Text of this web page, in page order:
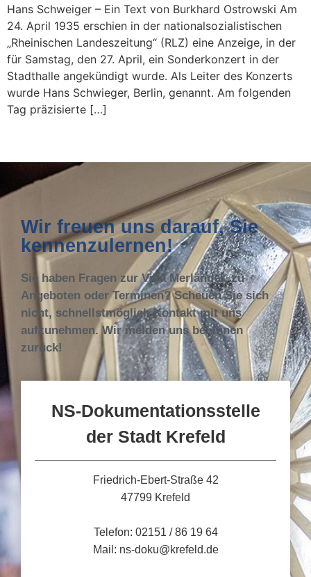
Hans Schweiger – Ein Text von Burkhard Ostrowski Am
24. April 1935 erschien in der nationalsozialistischen
„Rheinischen Landeszeitung“ (RLZ) eine Anzeige, in der
für Samstag, den 27. April, ein Sonderkonzert in der
Stadthalle angekündigt wurde. Als Leiter des Konzerts
wurde Hans Schwieger, Berlin, genannt. Am folgenden
Tag präzisierte […]
Wir freuen uns darauf, Sie
kennenzulernen!
Sie haben Fragen zur Villa Merländer, zu
Angeboten oder Terminen? Scheuen Sie sich
nicht, schnellstmöglich Kontakt mit uns
aufzunehmen. Wir melden uns bei Ihnen
zurück!
NS-Dokumentationsstelle
der Stadt Krefeld
Friedrich-Ebert-Straße 42
47799 Krefeld
Telefon: 02151 / 86 19 64
Mail: ns-doku@krefeld.de